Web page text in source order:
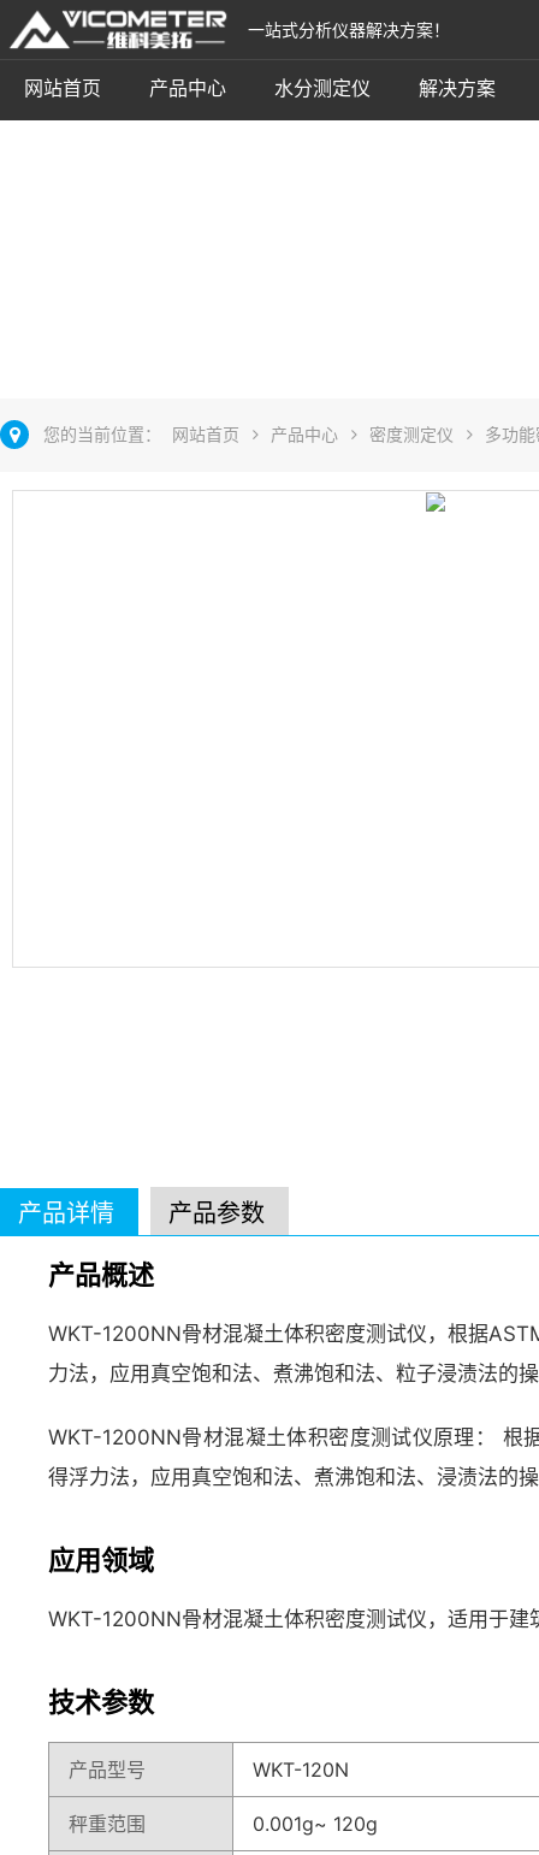
一站式分析仪器解决方案！
网站首页 产品中心 水分测定仪 解决方案
您的当前位置： 网站首页 产品中心 密度测定仪 多功
产品详情 产品参数
产品概述
WKT-1200NN骨材混凝土体积密度测试仪，根据
力法，应用真空饱和法、煮沸饱和法、粒子浸渍法的
WKT-1200NN骨材混凝土体积密度测试仪原理：
得浮力法，应用真空饱和法、煮沸饱和法、浸渍法的
应用领域
WKT-1200NN骨材混凝土体积密度测试仪，适用于
技术参数
产品型号 WKT-120N
秤重范围 0.001g~ 120g